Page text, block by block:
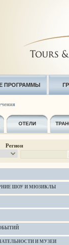
ПРОГРАММЫ
ОТЕЛИ
Регион
ШОУ И МЮЗИКЛЫ
И МУЗЕИ